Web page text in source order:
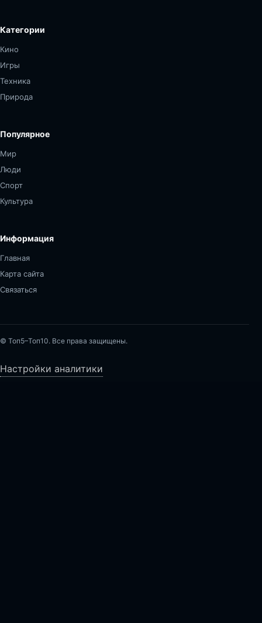
Категории
Кино
Игры
Техника
Природа
Популярное
Мир
Люди
Спорт
Культура
Информация
Главная
Карта сайта
Связаться
© Топ5–Топ10. Все права защищены.
Настройки аналитики